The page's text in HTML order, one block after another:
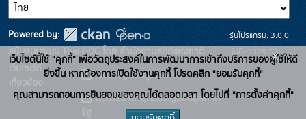
Powered by:
สนับสนุนระบบ Thai-GDC โดย สำนักงานสถิติแห่งชาติ
เว็บไซต์ที่
เกี่ยวข้อง:
ระบบบัญชีข้อมูลภาครัฐ
บริการนามานุกรมบัญชีข้อมูลภาค
รุ่นโปรแกรม: 3.0.0
วันที่: 2025-06-
26
เว็บไซต์นี้ใช้ "คุกกี้" เพื่อวัตถุประสงค์ในการพัฒนาการเข้าถึงบริการของผู้ใช้ให้ดี
ยิ่งขึ้น หากต้องการเปิดใช้งานคุกกี้ โปรดคลิก "ยอมรับคุกกี้"
คุณสามารถถอนการยินยอมของคุณได้ตลอดเวลา โดยไปที่ "การตั้งค่าคุกกี้"
x